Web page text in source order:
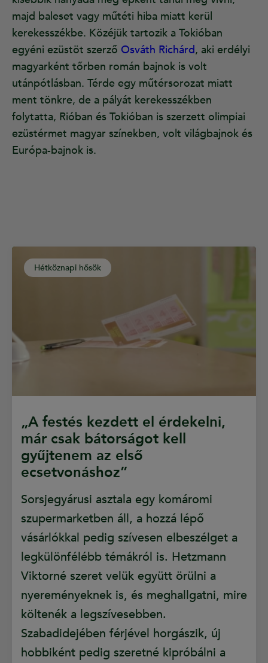
majd baleset vagy műtéti hiba miatt kerül
kerekesszékbe. Közéjük tartozik a Tokióban
egyéni ezüstöt szerző Osváth Richárd, aki erdélyi
magyarként tőrben román bajnok is volt
utánpótlásban. Térde egy műtérsorozat miatt
ment tönkre, de a pályát kerekesszékben
folytatta, Rióban és Tokióban is szerzett olimpiai
ezüstérmet magyar színekben, volt világbajnok és
Európa-bajnok is.
Hétköznapi hősök
„A festés kezdett el érdekelni,
már csak bátorságot kell
gyűjtenem az első
ecsetvonáshoz”
Sorsjegyárusi asztala egy komáromi
szupermarketben áll, a hozzá lépő
vásárlókkal pedig szívesen elbeszélget a
legkülönfélébb témákról is. Hetzmann
Viktorné szeret velük együtt örülni a
nyereményeknek is, és meghallgatni, mire
költenék a legszívesebben.
Szabadidejében férjével horgászik, új
hobbiként pedig szeretné kipróbálni a